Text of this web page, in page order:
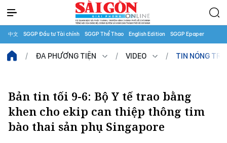
中文 SGGP Đầu tư Tài chính SGGP Thể Thao English Edition SGGP Epaper
ĐA PHƯƠNG TIỆN VIDEO TIN NÓNG
Bản tin tối 9-6: Bộ Y tế trao bằng
khen cho ekip can thiệp thông tim
bào thai sản phụ Singapore